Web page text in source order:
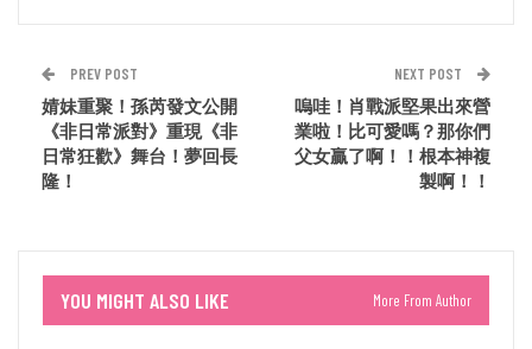
PREV POST
婧妹重聚！孫芮發文公開
《非日常派對》重現《非
日常狂歡》舞台！夢回長
隆！
NEXT POST
嗚哇！肖戰派堅果出來營
業啦！比可愛嗎？那你們
父女贏了啊！！根本神複
製啊！！
YOU MIGHT ALSO LIKE More From Author